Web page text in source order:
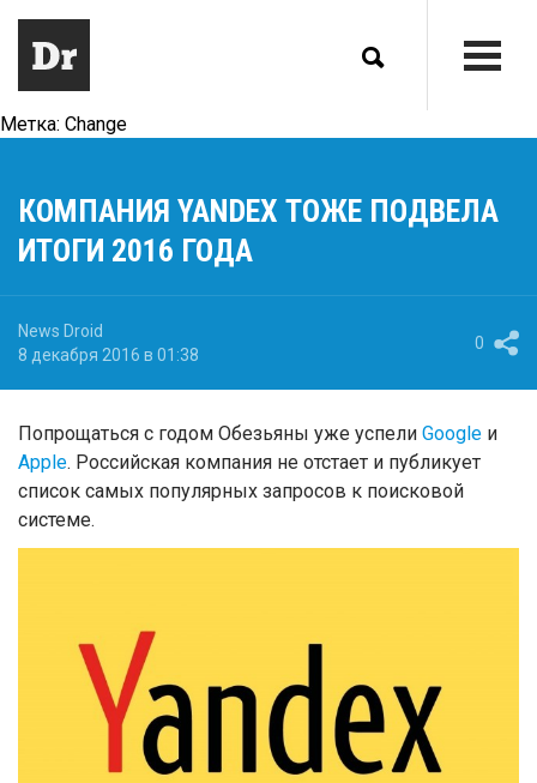
Метка: Change
КОМПАНИЯ YANDEX ТОЖЕ ПОДВЕЛА
ИТОГИ 2016 ГОДА
News Droid
8 декабря 2016 в 01:38
0
Попрощаться с годом Обезьяны уже успели Google и
Apple. Российская компания не отстает и публикует
список самых популярных запросов к поисковой
системе.